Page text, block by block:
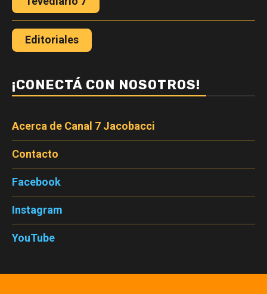
Editoriales
¡CONECTÁ CON NOSOTROS!
Acerca de Canal 7 Jacobacci
Contacto
Facebook
Instagram
YouTube